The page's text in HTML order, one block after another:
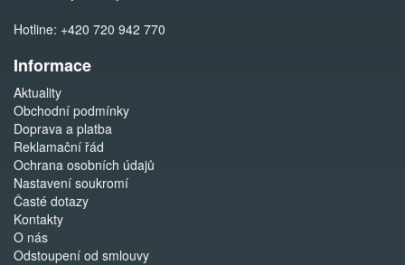
Hotline: +420 720 942 770
Informace
Aktuality
Obchodní podmínky
Doprava a platba
Reklamační řád
Ochrana osobních údajů
Nastavení soukromí
Časté dotazy
Kontakty
O nás
Odstoupení od smlouvy